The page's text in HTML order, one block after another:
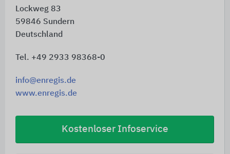
Lockweg 83
59846 Sundern
Deutschland
Tel. +49 2933 98368-0
info@enregis.de
www.enregis.de
Kostenloser Infoservice